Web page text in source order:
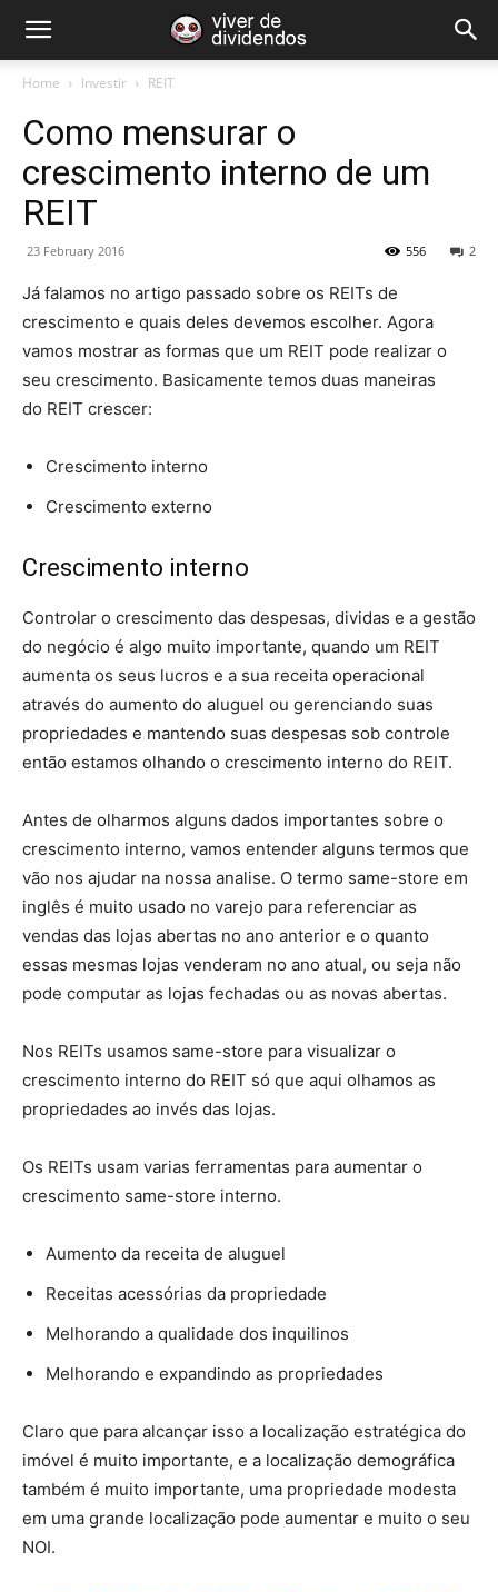
Home Investir REIT
Como mensurar o
crescimento interno de um
REIT
23 February 2016 2
556
Já falamos no artigo passado sobre os REITs de
crescimento e quais deles devemos escolher. Agora
vamos mostrar as formas que um REIT pode realizar o
seu crescimento. Basicamente temos duas maneiras
do REIT crescer:
Crescimento interno
Crescimento externo
Crescimento interno
Controlar o crescimento das despesas, dividas e a gestão
do negócio é algo muito importante, quando um REIT
aumenta os seus lucros e a sua receita operacional
através do aumento do aluguel ou gerenciando suas
propriedades e mantendo suas despesas sob controle
então estamos olhando o crescimento interno do REIT.
Antes de olharmos alguns dados importantes sobre o
crescimento interno, vamos entender alguns termos que
vão nos ajudar na nossa analise. O termo same-store em
inglês é muito usado no varejo para referenciar as
vendas das lojas abertas no ano anterior e o quanto
essas mesmas lojas venderam no ano atual, ou seja não
pode computar as lojas fechadas ou as novas abertas.
Nos REITs usamos same-store para visualizar o
crescimento interno do REIT só que aqui olhamos as
propriedades ao invés das lojas.
Os REITs usam varias ferramentas para aumentar o
crescimento same-store interno.
Aumento da receita de aluguel
Receitas acessórias da propriedade
Melhorando a qualidade dos inquilinos
Melhorando e expandindo as propriedades
Claro que para alcançar isso a localização estratégica do
imóvel é muito importante, e a localização demográfica
também é muito importante, uma propriedade modesta
em uma grande localização pode aumentar e muito o seu
NOI.